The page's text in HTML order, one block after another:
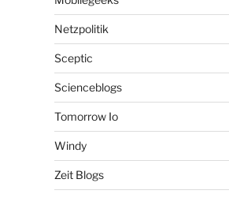
Netzpolitik
Sceptic
Scienceblogs
Tomorrow Io
Windy
Zeit Blogs